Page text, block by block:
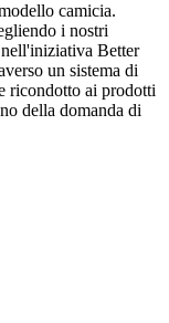
camicia.
i nostri
Better
un sistema di
ricondotto ai prodotti
della domanda di